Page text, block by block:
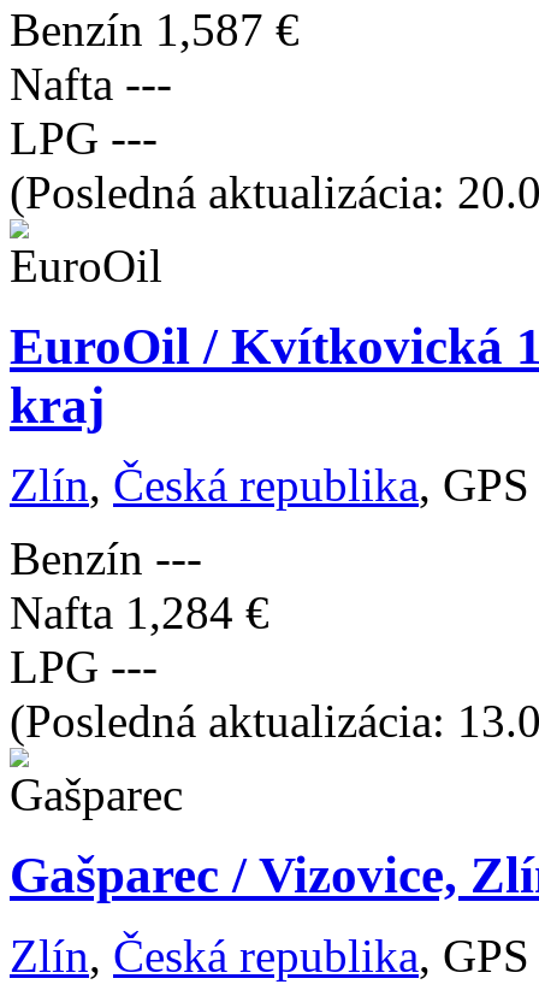
Benzín 1,587 €
Nafta ---
LPG ---
(Posledná aktualizácia:
EuroOil / Kvítkovická
kraj
Zlín, Česká republika,
Benzín ---
Nafta 1,284 €
LPG ---
(Posledná aktualizácia:
Gašparec / Vizovice,
Zlín, Česká republika,